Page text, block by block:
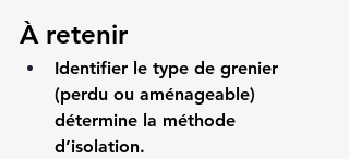
À retenir
Identifier le type de grenier
(perdu ou aménageable)
détermine la méthode
d’isolation.